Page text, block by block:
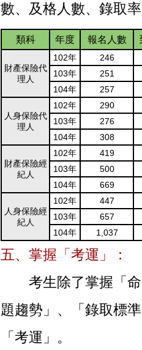
數、及格人數、錄取
類科 年度 報名人數
財產保險代
理人
102年
246
103年
251
104年
257
人身保險代
理人
102年
290
103年
276
104年
308
財產保險經
紀人
102年
419
103年
500
104年
669
人身保險經
紀人
102年
447
103年
657
104年
1,037
五、掌握「考運」：
考生除了掌握「命
題趨勢」、「錄取標
「考運」。